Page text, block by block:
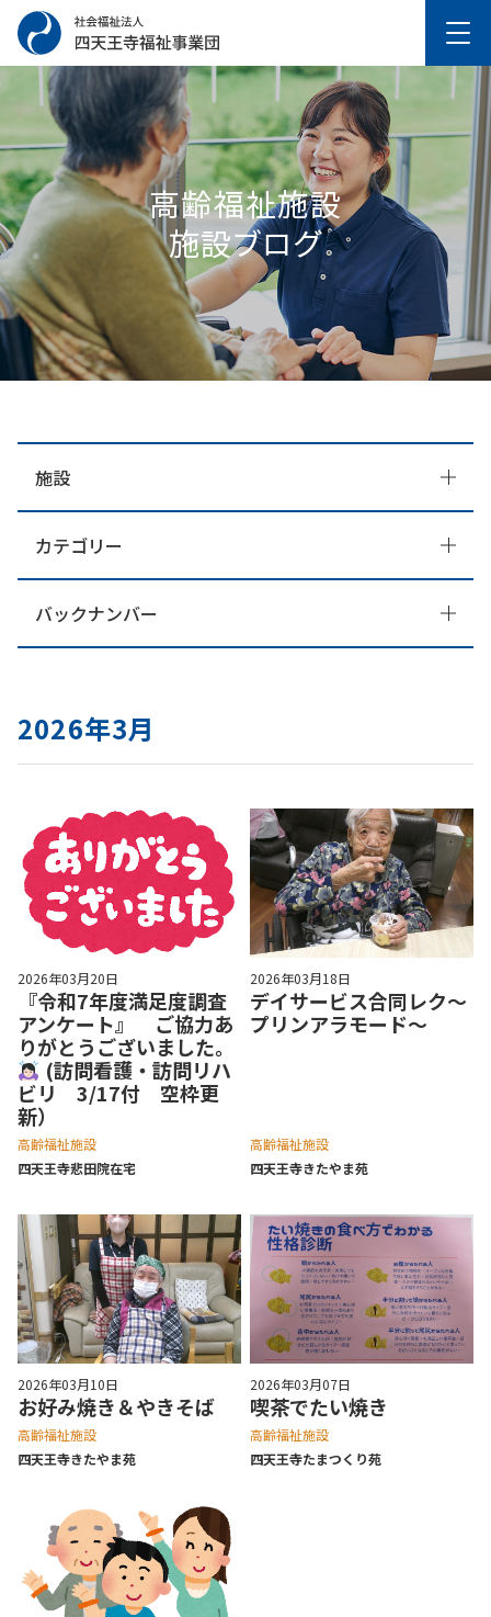
高齢福祉施設
施設ブログ
2026年3月
2026年03月20日
『令和7年度満足度調査
アンケート』 ご協力あ
りがとうございました。
(訪問看護・訪問リハ
ビリ 3/17付 空枠更
新）
高齢福祉施設
四天王寺悲⽥院在宅
2026年03月18日
デイサービス合同レク～
プリンアラモード～
高齢福祉施設
四天王寺きたやま苑
2026年03月10日
お好み焼き＆やきそば
高齢福祉施設
四天王寺きたやま苑
2026年03月07日
喫茶でたい焼き
高齢福祉施設
四天王寺たまつくり苑
施設
カテゴリー
バックナンバー